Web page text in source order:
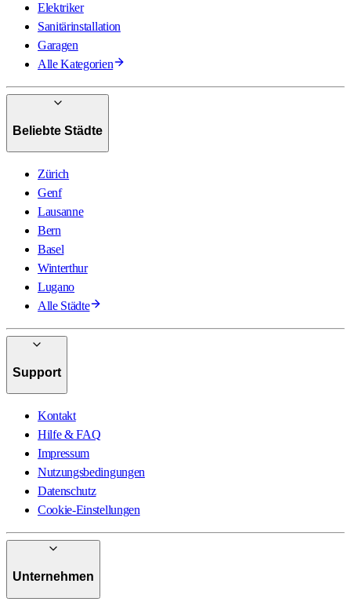
Elektriker
Sanitärinstallation
Garagen
Alle Kategorien
Beliebte Städte
Zürich
Genf
Lausanne
Bern
Basel
Winterthur
Lugano
Alle Städte
Support
Kontakt
Hilfe & FAQ
Impressum
Nutzungsbedingungen
Datenschutz
Cookie-Einstellungen
Unternehmen